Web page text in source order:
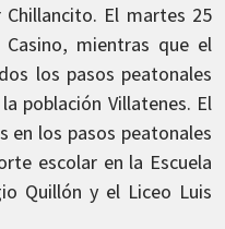
El martes 25
mientras que el
los pasos peatonales
población Villatenes. El
en los pasos peatonales
escolar en la Escuela
Quillón y el Liceo Luis